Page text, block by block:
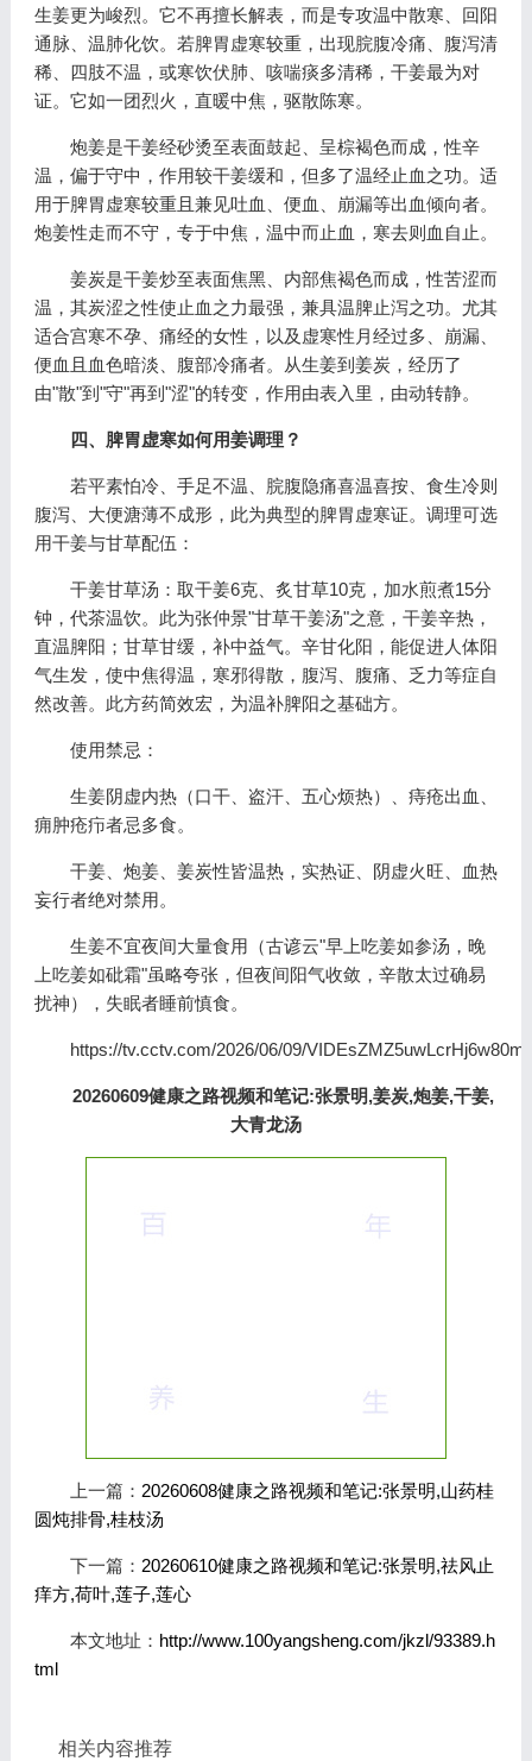
生姜更为峻烈。它不再擅长解表，而是专攻温中散寒、回阳
通脉、温肺化饮。若脾胃虚寒较重，出现脘腹冷痛、腹泻清
稀、四肢不温，或寒饮伏肺、咳喘痰多清稀，干姜最为对
证。它如一团烈火，直暖中焦，驱散陈寒。
炮姜是干姜经砂烫至表面鼓起、呈棕褐色而成，性辛
温，偏于守中，作用较干姜缓和，但多了温经止血之功。适
用于脾胃虚寒较重且兼见吐血、便血、崩漏等出血倾向者。
炮姜性走而不守，专于中焦，温中而止血，寒去则血自止。
姜炭是干姜炒至表面焦黑、内部焦褐色而成，性苦涩而
温，其炭涩之性使止血之力最强，兼具温脾止泻之功。尤其
适合宫寒不孕、痛经的女性，以及虚寒性月经过多、崩漏、
便血且血色暗淡、腹部冷痛者。从生姜到姜炭，经历了
由"散"到"守"再到"涩"的转变，作用由表入里，由动转静。
四、脾胃虚寒如何用姜调理？
若平素怕冷、手足不温、脘腹隐痛喜温喜按、食生冷则
腹泻、大便溏薄不成形，此为典型的脾胃虚寒证。调理可选
用干姜与甘草配伍：
干姜甘草汤：取干姜6克、炙甘草10克，加水煎煮15分
钟，代茶温饮。此为张仲景"甘草干姜汤"之意，干姜辛热，
直温脾阳；甘草甘缓，补中益气。辛甘化阳，能促进人体阳
气生发，使中焦得温，寒邪得散，腹泻、腹痛、乏力等症自
然改善。此方药简效宏，为温补脾阳之基础方。
使用禁忌：
生姜阴虚内热（口干、盗汗、五心烦热）、痔疮出血、
痈肿疮疖者忌多食。
干姜、炮姜、姜炭性皆温热，实热证、阴虚火旺、血热
妄行者绝对禁用。
生姜不宜夜间大量食用（古谚云"早上吃姜如参汤，晚
上吃姜如砒霜"虽略夸张，但夜间阳气收敛，辛散太过确易
扰神），失眠者睡前慎食。
https://tv.cctv.com/2026/06/09/
20260609健康之路视频和笔记:张景明,姜炭,炮姜,干姜,
大青龙汤
上一篇： 20260608健康之路视频和笔记:张景明,山药桂
圆炖排骨,桂枝汤
下一篇： 20260610健康之路视频和笔记:张景明,祛风止
痒方,荷叶,莲子,莲心
本文地址： http://www.100yangsheng.com/jkzl/93389.h
tml
相关内容推荐